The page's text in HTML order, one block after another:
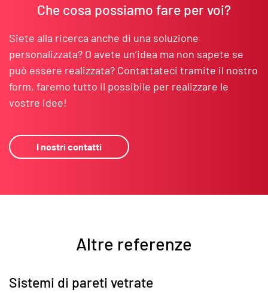
Che cosa possiamo fare per voi?
Siete alla ricerca anche di una soluzione
personalizzata? O avete un’idea ma non sapete se
può essere realizzata? Contattateci tramite il nostro
form, faremo tutto il possibile per realizzare le
vostre idee!
I nostri contatti
Altre referenze
Sistemi di pareti vetrate